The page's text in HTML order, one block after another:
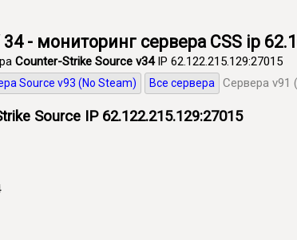
34 - мониторинг сервера CSS ip
Counter-Strike Source v34IP 62.122.215.129:27015
Source v93 (No Steam) Все сервера Сервера v91
Source IP 62.122.215.129:27015